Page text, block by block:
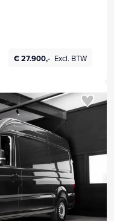
€ 27.900,- Excl. BTW